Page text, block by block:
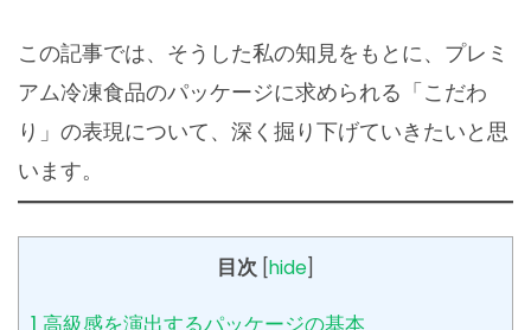
この記事では、そうした私の知見をもとに、プレミ
アム冷凍食品のパッケージに求められる「こだわ
り」の表現について、深く掘り下げていきたいと思
います。
目次 hide
1 高級感を演出するパッケージの基本